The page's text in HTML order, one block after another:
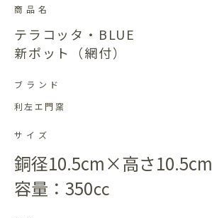
商品名
テラコッタ・BLUE
新ポット（網付）
ブランド
利左エ門窯
サイズ
銅径10.5cm×高さ10.5cm
容量：350㏄